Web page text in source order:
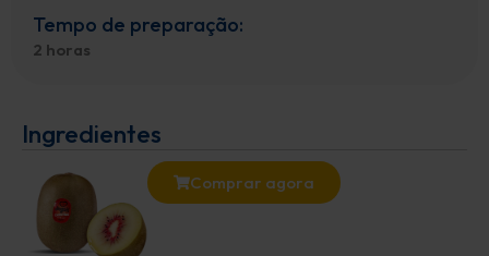
Tempo de preparação:
2 horas
Ingredientes
Comprar agora